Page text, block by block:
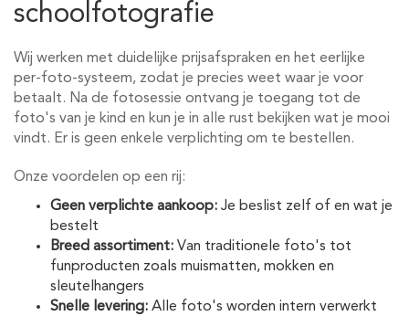
schoolfotografie
Wij werken met duidelijke prijsafspraken en het eerlijke
per-foto-systeem, zodat je precies weet waar je voor
betaalt. Na de fotosessie ontvang je toegang tot de
foto's van je kind en kun je in alle rust bekijken wat je mooi
vindt. Er is geen enkele verplichting om te bestellen.
Onze voordelen op een rij:
Geen verplichte aankoop: Je beslist zelf of en wat je
bestelt
Breed assortiment: Van traditionele foto's tot
funproducten zoals muismatten, mokken en
sleutelhangers
Snelle levering: Alle foto's worden intern verwerkt